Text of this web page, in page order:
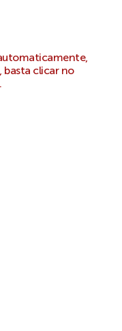
basta clicar no